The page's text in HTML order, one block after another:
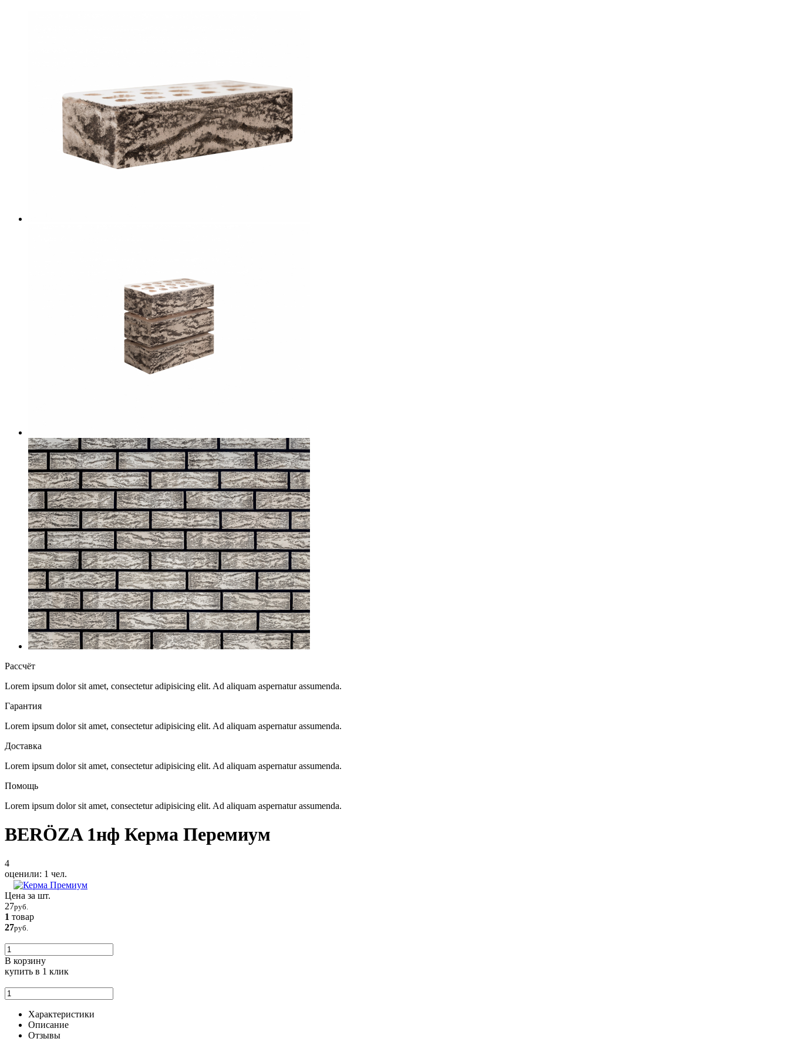
Рассчёт
Lorem ipsum dolor sit amet, consectetur adipisicing elit. Ad aliquam aspernatur assumenda.
Гарантия
Lorem ipsum dolor sit amet, consectetur adipisicing elit. Ad aliquam aspernatur assumenda.
Доставка
Lorem ipsum dolor sit amet, consectetur adipisicing elit. Ad aliquam aspernatur assumenda.
Помощь
Lorem ipsum dolor sit amet, consectetur adipisicing elit. Ad aliquam aspernatur assumenda.
BERÖZA 1нф Керма Перемиум
4
оценили: 1 чел.
Цена за шт.
27руб.
1 товар
27руб.
В корзину
купить в 1 клик
Характеристики
Описание
Отзывы